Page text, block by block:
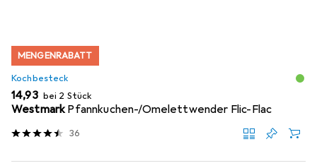
MENGENRABATT
Kochbesteck
EUR
14,93 bei 2 Stück
WestmarkPfannkuchen-/Omelettwender Flic-Flac
36